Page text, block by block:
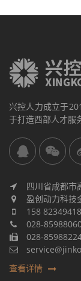
兴控人力成立于
于打造西部人才服
四川省成都市
盈创动力科技
158 82349418
028-
028-
查看详情